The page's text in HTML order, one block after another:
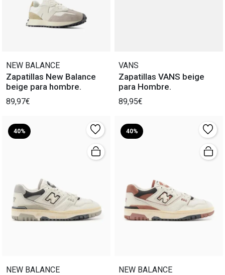
NEW BALANCE
Zapatillas New Balance
beige para hombre.
89,97€
VANS
Zapatillas VANS beige
para Hombre.
89,95€
40%
NEW BALANCE
40%
NEW BALANCE